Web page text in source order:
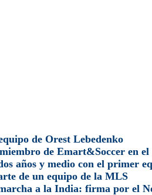
de Orest Lebedenko
de Emart&Soccer en
años y medio con el primer
de un equipo de la MLS
a la India: firma por el